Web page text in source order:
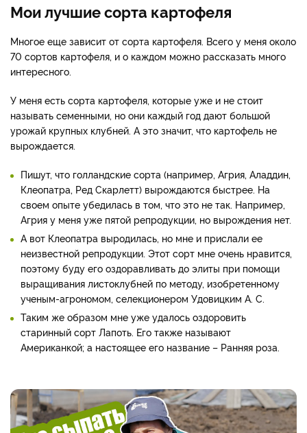
Мои лучшие сорта картофеля
Многое еще зависит от сорта картофеля. Всего у меня около
70 сортов картофеля, и о каждом можно рассказать много
интересного.
У меня есть сорта картофеля, которые уже и не стоит
называть семенными, но они каждый год дают большой
урожай крупных клубней. А это значит, что картофель не
вырождается.
Пишут, что голландские сорта (например, Агрия, Аладдин,
Клеопатра, Ред Скарлетт) вырождаются быстрее. На
своем опыте убедилась в том, что это не так. Например,
Агрия у меня уже пятой репродукции, но вырождения нет.
А вот Клеопатра выродилась, но мне и прислали ее
неизвестной репродукции. Этот сорт мне очень нравится,
поэтому буду его оздоравливать до элиты при помощи
выращивания листоклубней по методу, изобретенному
ученым-агрономом, селекционером Удовицким А. С.
Таким же образом мне уже удалось оздоровить
старинный сорт Лапоть. Его также называют
Американкой; а настоящее его название – Ранняя роза.